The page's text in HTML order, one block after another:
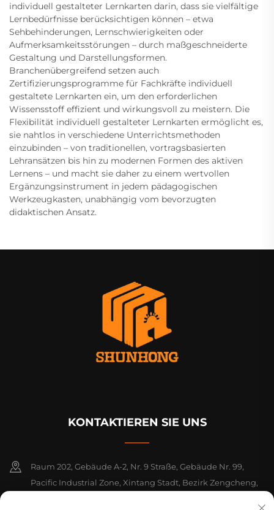
individuell gestalteter Lernkarten darin, dass sie vielfältige
Lernbedürfnisse berücksichtigen können – etwa
Sehbehinderungen, Lernschwierigkeiten oder
Aufmerksamkeitsstörungen – durch maßgeschneiderte
Gestaltung und Darstellungsformen.
Branchenübergreifend setzen auch
Zertifizierungsprogramme für Fachkräfte individuell
gestaltete Lernkarten ein, um den erforderlichen
Wissensstoff effizient und wirkungsvoll zu meistern. Die
Flexibilität individuell gestalteter Lernkarten ermöglicht es,
sie nahtlos in verschiedene Unterrichtsmethoden
einzubinden – von traditionellen, vortragsbasierten
Lehransätzen bis hin zu modernen Formen des aktiven
Lernens – und macht sie daher zu einem wertvollen
Ergänzungsinstrument in jedem pädagogischen
Werkzeugkasten, unabhängig vom bevorzugten
didaktischen Ansatz.
KONTAKTIEREN SIE UNS
Raum 202, Gebäude A-2, Nr. 9 Straße, Gebäude Nr. 99,
Pacific Industrial Zone, Xintang Stadt, Bezirk Zengcheng,